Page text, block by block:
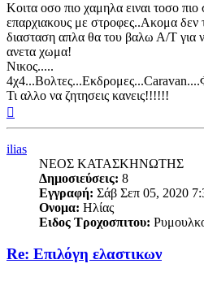
Κοιτα οσο πιο χαμηλα ειναι τοσο πιο
επαρχιακους με στροφες..Ακομα δεν
διασταση απλα θα του βαλω Α/Τ για
ανετα χωμα!
Νικος.....
Τι αλλο να ζητησεις κανεις!!!!!!
ilias
ΝΕΟΣ ΚΑΤΑΣΚΗΝΩΤΗΣ
Δημοσιεύσεις: 8
Εγγραφή: Σάβ Σεπ 05, 2020
Ονομα: Ηλίας
Ειδος Τροχοσπιτου:
Re: Επιλόγη ελαστικων